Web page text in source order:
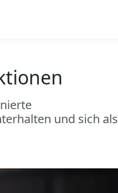
und sich als